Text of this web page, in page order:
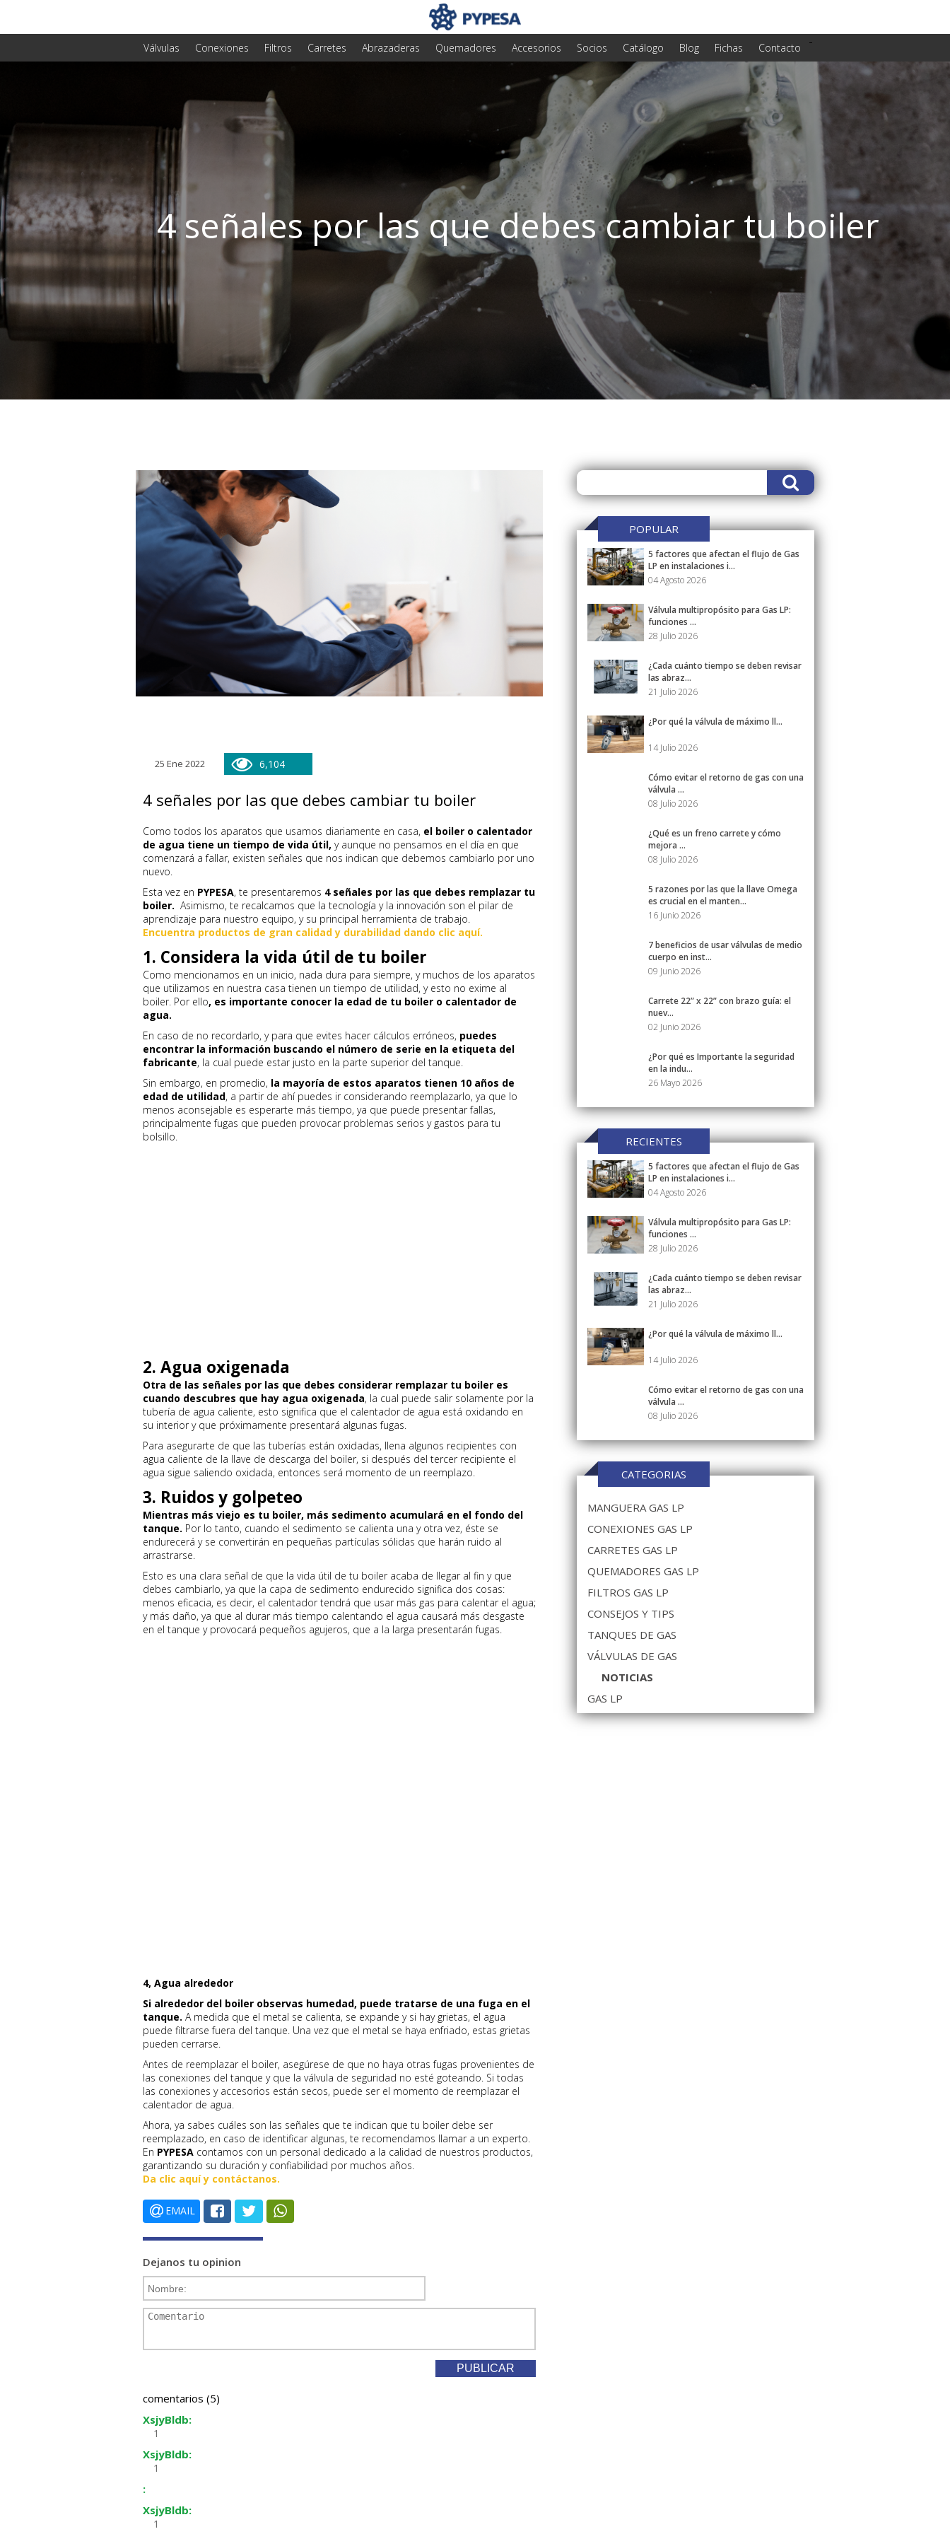
Válvulas Conexiones Filtros Carretes Abrazaderas Quemadores Accesorios Socios -
Catálogo Blog Fichas Contacto
4 señales por las que debes cambiar tu boiler
25 Ene 2022 6,104
4 señales por las que debes cambiar tu boiler
Como todos los aparatos que usamos diariamente en casa, el boiler o calentador
de agua tiene un tiempo de vida útil, y aunque no pensamos en el día en que
comenzará a fallar, existen señales que nos indican que debemos cambiarlo por uno
nuevo.
Esta vez en PYPESA, te presentaremos 4 señales por las que debes remplazar tu
boiler. Asimismo, te recalcamos que la tecnología y la innovación son el pilar de
aprendizaje para nuestro equipo, y su principal herramienta de trabajo.
Encuentra productos de gran calidad y durabilidad dando clic aquí.
1. Considera la vida útil de tu boiler
Como mencionamos en un inicio, nada dura para siempre, y muchos de los aparatos
que utilizamos en nuestra casa tienen un tiempo de utilidad, y esto no exime al
boiler. Por ello, es importante conocer la edad de tu boiler o calentador de
agua.
En caso de no recordarlo, y para que evites hacer cálculos erróneos, puedes
encontrar la información buscando el número de serie en la etiqueta del
fabricante, la cual puede estar justo en la parte superior del tanque.
Sin embargo, en promedio, la mayoría de estos aparatos tienen 10 años de
edad de utilidad, a partir de ahí puedes ir considerando reemplazarlo, ya que lo
menos aconsejable es esperarte más tiempo, ya que puede presentar fallas,
principalmente fugas que pueden provocar problemas serios y gastos para tu
bolsillo.
2. Agua oxigenada
Otra de las señales por las que debes considerar remplazar tu boiler es
cuando descubres que hay agua oxigenada, la cual puede salir solamente por la
tubería de agua caliente, esto significa que el calentador de agua está oxidando en
su interior y que próximamente presentará algunas fugas.
Para asegurarte de que las tuberías están oxidadas, llena algunos recipientes con
agua caliente de la llave de descarga del boiler, si después del tercer recipiente el
agua sigue saliendo oxidada, entonces será momento de un reemplazo.
3. Ruidos y golpeteo
Mientras más viejo es tu boiler, más sedimento acumulará en el fondo del
tanque. Por lo tanto, cuando el sedimento se calienta una y otra vez, éste se
endurecerá y se convertirán en pequeñas partículas sólidas que harán ruido al
arrastrarse.
Esto es una clara señal de que la vida útil de tu boiler acaba de llegar al fin y que
debes cambiarlo, ya que la capa de sedimento endurecido significa dos cosas:
menos eficacia, es decir, el calentador tendrá que usar más gas para calentar el agua;
y más daño, ya que al durar más tiempo calentando el agua causará más desgaste
en el tanque y provocará pequeños agujeros, que a la larga presentarán fugas.
4, Agua alrededor
Si alrededor del boiler observas humedad, puede tratarse de una fuga en el
tanque. A medida que el metal se calienta, se expande y si hay grietas, el agua
puede filtrarse fuera del tanque. Una vez que el metal se haya enfriado, estas grietas
pueden cerrarse.
Antes de reemplazar el boiler, asegúrese de que no haya otras fugas provenientes de
las conexiones del tanque y que la válvula de seguridad no esté goteando. Si todas
las conexiones y accesorios están secos, puede ser el momento de reemplazar el
calentador de agua.
Ahora, ya sabes cuáles son las señales que te indican que tu boiler debe ser
reemplazado, en caso de identificar algunas, te recomendamos llamar a un experto.
En PYPESA contamos con un personal dedicado a la calidad de nuestros productos,
garantizando su duración y confiabilidad por muchos años.
Da clic aquí y contáctanos.
EMAIL
Dejanos tu opinion
comentarios (5)
XsjyBldb:
1
XsjyBldb:
1
:
XsjyBldb:
1
POPULAR
5 factores que afectan el flujo de Gas
LP en instalaciones i...
04 Agosto 2026
Válvula multipropósito para Gas LP:
funciones ...
28 Julio 2026
¿Cada cuánto tiempo se deben revisar
las abraz...
21 Julio 2026
¿Por qué la válvula de máximo ll...
14 Julio 2026
Cómo evitar el retorno de gas con una
válvula ...
08 Julio 2026
¿Qué es un freno carrete y cómo
mejora ...
08 Julio 2026
5 razones por las que la llave Omega
es crucial en el manten...
16 Junio 2026
7 beneficios de usar válvulas de medio
cuerpo en inst...
09 Junio 2026
Carrete 22” x 22” con brazo guía: el
nuev...
02 Junio 2026
¿Por qué es Importante la seguridad
en la indu...
26 Mayo 2026
RECIENTES
5 factores que afectan el flujo de Gas
LP en instalaciones i...
04 Agosto 2026
Válvula multipropósito para Gas LP:
funciones ...
28 Julio 2026
¿Cada cuánto tiempo se deben revisar
las abraz...
21 Julio 2026
¿Por qué la válvula de máximo ll...
14 Julio 2026
Cómo evitar el retorno de gas con una
válvula ...
08 Julio 2026
CATEGORIAS
MANGUERA GAS LP
CONEXIONES GAS LP
CARRETES GAS LP
QUEMADORES GAS LP
FILTROS GAS LP
CONSEJOS Y TIPS
TANQUES DE GAS
VÁLVULAS DE GAS
NOTICIAS
GAS LP